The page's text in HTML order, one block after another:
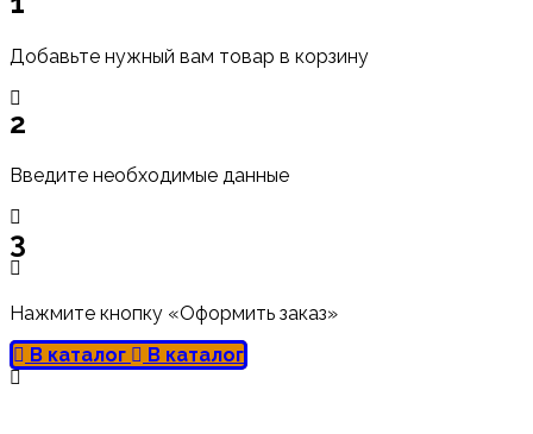
Добавьте нужный вам товар в корзину
2
Введите необходимые данные
3
Нажмите кнопку «Оформить заказ»
В каталог
В каталог